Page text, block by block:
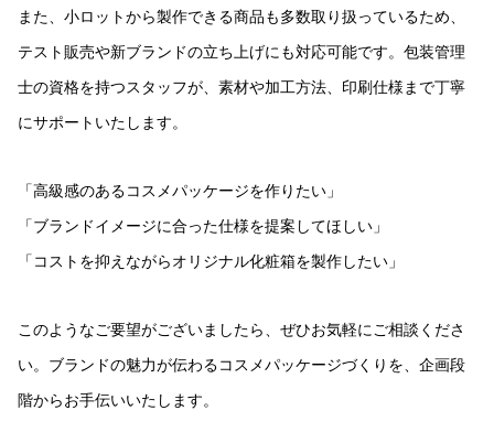
また、小ロットから製作できる商品も多数取り扱っているため、
テスト販売や新ブランドの立ち上げにも対応可能です。包装管理
士の資格を持つスタッフが、素材や加工方法、印刷仕様まで丁寧
にサポートいたします。
「高級感のあるコスメパッケージを作りたい」
「ブランドイメージに合った仕様を提案してほしい」
「コストを抑えながらオリジナル化粧箱を製作したい」
このようなご要望がございましたら、ぜひお気軽にご相談くださ
い。ブランドの魅力が伝わるコスメパッケージづくりを、企画段
階からお手伝いいたします。